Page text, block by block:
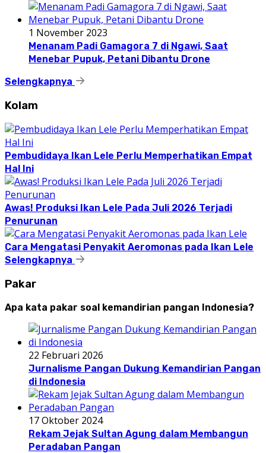
1 November 2023
Menanam Padi Gamagora 7 di Ngawi, Saat
Menebar Pupuk, Petani Dibantu Drone
Selengkapnya
Kolam
Pembudidaya Ikan Lele Perlu Memperhatikan Empat
Hal Ini
Awas! Produksi Ikan Lele Pada Juli 2026 Terjadi
Penurunan
Cara Mengatasi Penyakit Aeromonas pada Ikan Lele
Selengkapnya
Pakar
Apa kata pakar soal kemandirian pangan Indonesia?
22 Februari 2026
Jurnalisme Pangan Dukung Kemandirian Pangan
di Indonesia
17 Oktober 2024
Rekam Jejak Sultan Agung dalam Membangun
Peradaban Pangan